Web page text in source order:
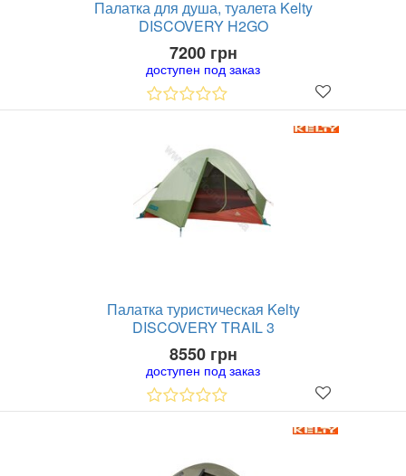
Палатка для душа, туалета Kelty
DISCOVERY H2GO
7200 грн
доступен под заказ
Палатка туристическая Kelty
DISCOVERY TRAIL 3
8550 грн
доступен под заказ